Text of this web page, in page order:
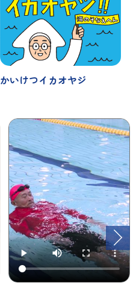
かいけつイカオヤジ